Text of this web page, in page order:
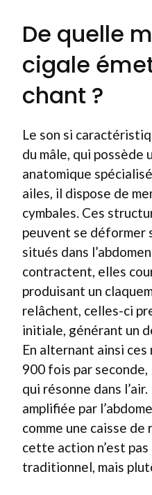
De quelle
cigale
chant ?
Le son si
du mâle, qui possède
anatomique
ailes, il dispose de
cymbales. Ces
peuvent se déformer
situés dans
contractent, elles
produisant un
relâchent, celles-ci
initiale, générant un
En alternant ainsi ces
900 fois par
qui résonne dans
amplifiée par
comme une caisse de
cette action n’est pas
traditionnel, mais